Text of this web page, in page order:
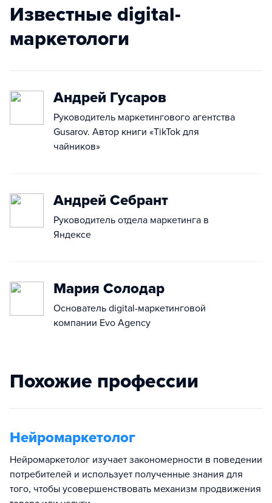
Известные digital-
маркетологи
Андрей Гусаров
Руководитель маркетингового агентства
Gusarov. Автор книги «TikTok для
чайников»
Андрей Себрант
Руководитель отдела маркетинга в
Яндексе
Мария Солодар
Основатель digital-маркетинговой
компании Evo Agency
Похожие профессии
Нейромаркетолог
Нейромаркетолог изучает закономерности в поведении
потребителей и использует полученные знания для
того, чтобы усовершенствовать механизм продвижения